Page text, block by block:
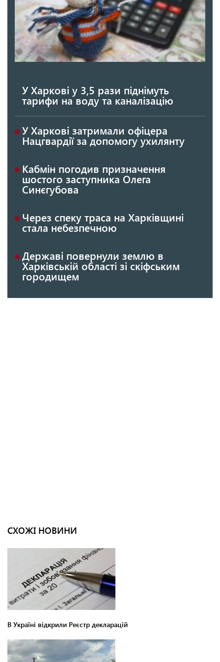
У Харкові у 3,5 рази піднімуть
тарифи на воду та каналізацію
У Харкові затримали офіцера
Нацгвардії за допомогу ухилянту
Кабмін погодив призначення
шостого заступника Олега
Синєгубова
Через спеку траса на Харківщині
стала небезпечною
Державі повернули землю в
Харківській області зі скіфським
городищем
СХОЖІ НОВИНИ
В Україні відкрили Реєстр декларацій